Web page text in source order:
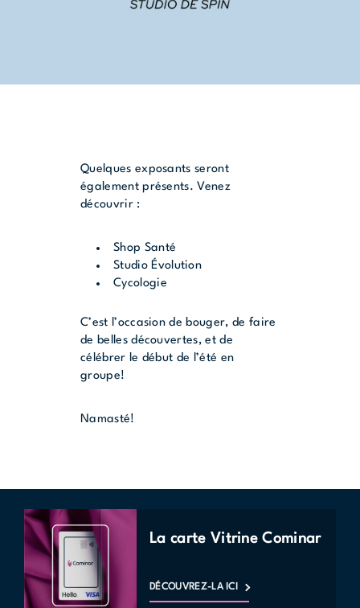
Quelques exposants seront
également présents. Venez
découvrir :
Shop Santé
Studio Évolution
Cycologie
C’est l’occasion de bouger, de faire
de belles découvertes, et de
célébrer le début de l’été en
groupe!
Namasté!
La carte Vitrine Cominar
DÉCOUVREZ-LA ICI